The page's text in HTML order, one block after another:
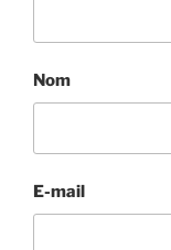
Nom
E-mail